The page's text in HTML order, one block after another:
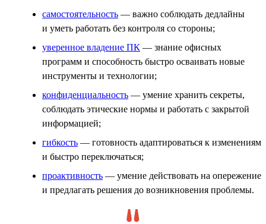
самостоятельность — важно соблюдать дедлайны
и уметь работать без контроля со стороны;
уверенное владение ПК — знание офисных
программ и способность быстро осваивать новые
инструменты и технологии;
конфиденциальность — умение хранить секреты,
соблюдать этические нормы и работать с закрытой
информацией;
гибкость — готовность адаптироваться к изменениям
и быстро переключаться;
проактивность — умение действовать на опережение
и предлагать решения до возникновения проблемы.